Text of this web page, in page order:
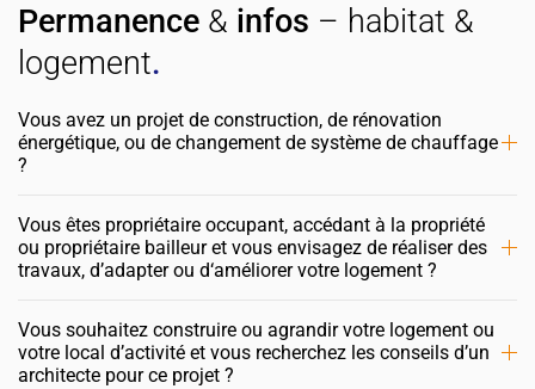
Permanence & infos – habitat &
logement.
Vous avez un projet de construction, de rénovation
énergétique, ou de changement de système de chauffage
?
Vous êtes propriétaire occupant, accédant à la propriété
ou propriétaire bailleur et vous envisagez de réaliser des
travaux, d’adapter ou d‘améliorer votre logement ?
Vous souhaitez construire ou agrandir votre logement ou
votre local d’activité et vous recherchez les conseils d’un
architecte pour ce projet ?